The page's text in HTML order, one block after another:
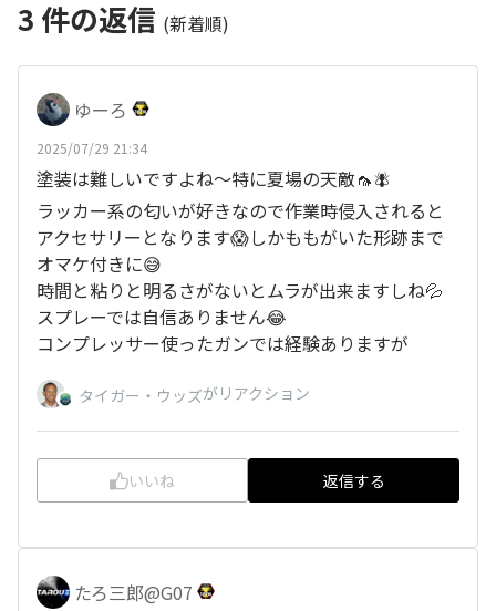
3 件の返信 (新着順)
ゆーろ
2025/07/29 21:34
塗装は難しいですよね〜特に夏場の天敵🦟🪰
ラッカー系の匂いが好きなので作業時侵入されると
アクセサリーとなります😱しかももがいた形跡まで
オマケ付きに😅
時間と粘りと明るさがないとムラが出来ますしね💦
スプレーでは自信ありません😂
コンプレッサー使ったガンでは経験ありますが
タイガー・ウッズがリアクション
いいね 返信する
たろ三郎@G07